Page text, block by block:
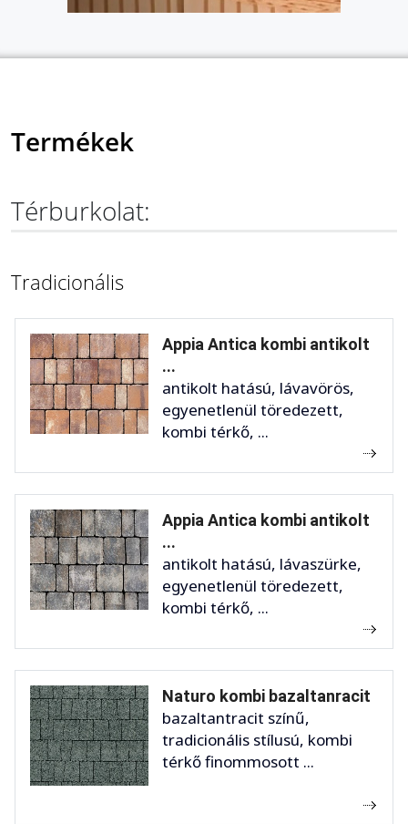
Termékek
Térburkolat:
Tradicionális
Appia Antica kombi antikolt
...
antikolt hatású, lávavörös,
egyenetlenül töredezett,
kombi térkő, ...
Appia Antica kombi antikolt
...
antikolt hatású, lávaszürke,
egyenetlenül töredezett,
kombi térkő, ...
Naturo kombi bazaltanracit
bazaltantracit színű,
tradicionális stílusú, kombi
térkő finommosott ...